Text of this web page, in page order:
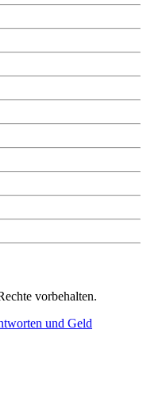
vorbehalten.